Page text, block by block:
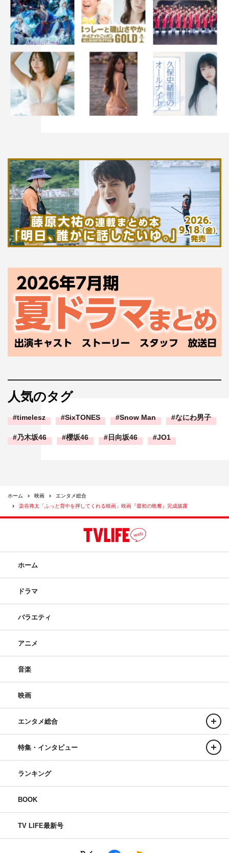
戸田恵梨香 斉藤由貴 染谷将太
永瀬正敏
人気のタグ
timelesz SixTONES Snow Man なにわ男子
乃木坂46 櫻坂46 日向坂46 JO1
ホーム 映画
エンタメ総合
染谷将太「ふっと背中を押してくれる映画」映画『最初の晩餐』完成披露
ホーム
ドラマ
バラエティ
アニメ
音楽
映画
エンタメ総合
特集・インタビュー
ランキング
BOOK
TV LIFE最新号